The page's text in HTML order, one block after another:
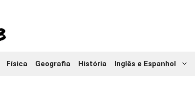
Física Geografia História Inglês e Espanhol